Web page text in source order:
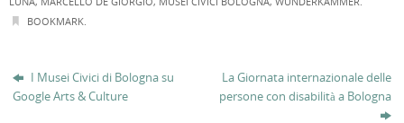
BOOKMARK.
I Musei Civici di Bologna su
Google Arts & Culture
La Giornata internazionale delle
persone con disabilità a Bologna